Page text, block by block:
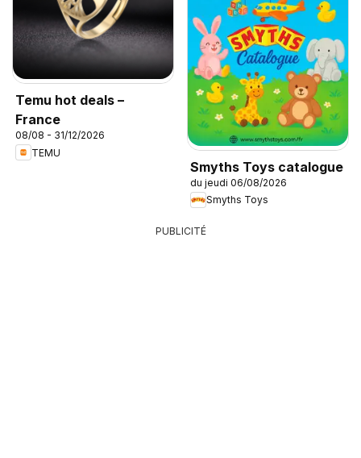
Temu hot deals –
France
08/08 - 31/12/2026
TEMU
Smyths Toys catalogue
du jeudi 06/08/2026
Smyths Toys
PUBLICITÉ